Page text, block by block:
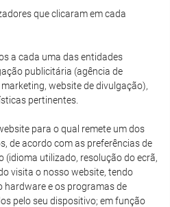
que clicaram em cada
a cada uma das entidades
publicitária (agência de
website de divulgação),
pertinentes.
para o qual remete um dos
de acordo com as preferências de
(idioma utilizado, resolução do ecrã,
visita o nosso website, tendo
hardware e os programas de
pelo seu dispositivo; em função